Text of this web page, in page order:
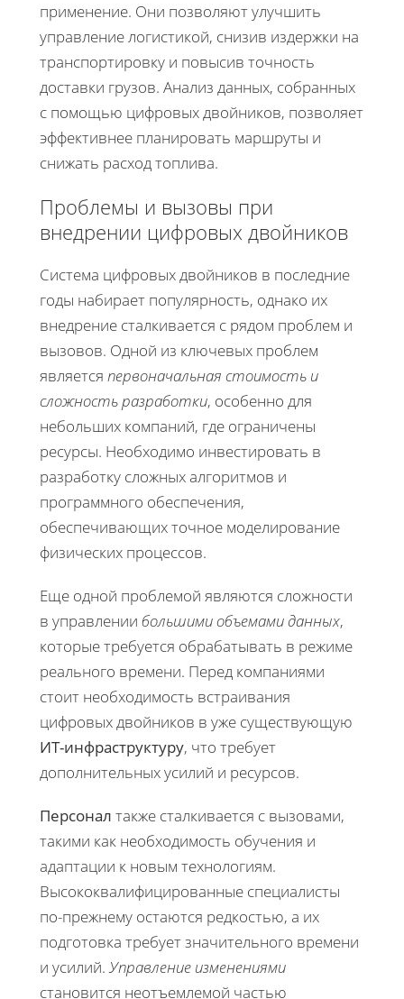
применение. Они позволяют улучшить
управление логистикой, снизив издержки на
транспортировку и повысив точность
доставки грузов. Анализ данных, собранных
с помощью цифровых двойников, позволяет
эффективнее планировать маршруты и
снижать расход топлива.
Проблемы и вызовы при
внедрении цифровых двойников
Система цифровых двойников в последние
годы набирает популярность, однако их
внедрение сталкивается с рядом проблем и
вызовов. Одной из ключевых проблем
является первоначальная стоимость и
сложность разработки, особенно для
небольших компаний, где ограничены
ресурсы. Необходимо инвестировать в
разработку сложных алгоритмов и
программного обеспечения,
обеспечивающих точное моделирование
физических процессов.
Еще одной проблемой являются сложности
в управлении большими объемами данных,
которые требуется обрабатывать в режиме
реального времени. Перед компаниями
стоит необходимость встраивания
цифровых двойников в уже существующую
ИТ-инфраструктуру, что требует
дополнительных усилий и ресурсов.
Персонал также сталкивается с вызовами,
такими как необходимость обучения и
адаптации к новым технологиям.
Высококвалифицированные специалисты
по-прежнему остаются редкостью, а их
подготовка требует значительного времени
и усилий.Управление изменениями
становится неотъемлемой частью